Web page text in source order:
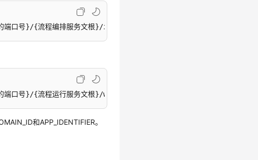
端口号}/{流程编排服务文根}/index.html?
口号}/{流程运行服务文根}/wfAdminIndex.html
和APP_IDENTIFIER。